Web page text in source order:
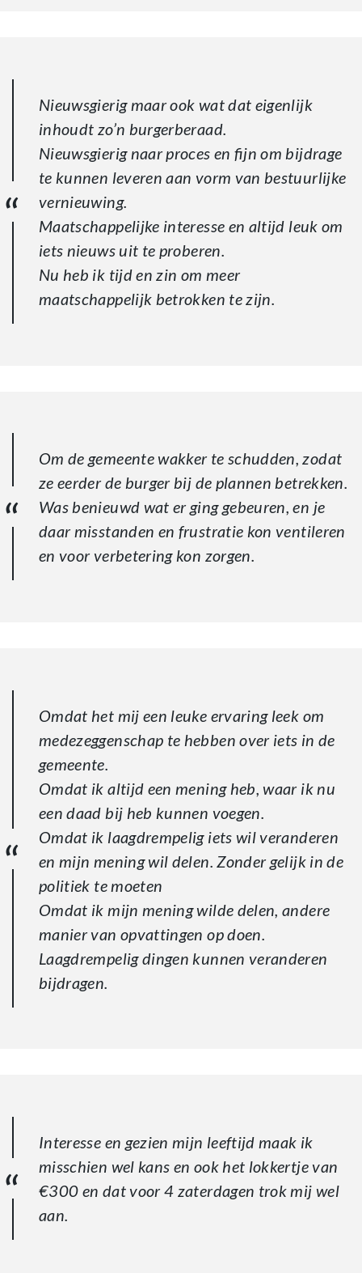
Nieuwsgierig maar ook wat dat eigenlijk
inhoudt zo’n burgerberaad.
Nieuwsgierig naar proces en fijn om bijdrage
te kunnen leveren aan vorm van bestuurlijke
vernieuwing.
Maatschappelijke interesse en altijd leuk om
iets nieuws uit te proberen.
Nu heb ik tijd en zin om meer
maatschappelijk betrokken te zijn.
Om de gemeente wakker te schudden, zodat
ze eerder de burger bij de plannen betrekken.
Was benieuwd wat er ging gebeuren, en je
daar misstanden en frustratie kon ventileren
en voor verbetering kon zorgen.
Omdat het mij een leuke ervaring leek om
medezeggenschap te hebben over iets in de
gemeente.
Omdat ik altijd een mening heb, waar ik nu
een daad bij heb kunnen voegen.
Omdat ik laagdrempelig iets wil veranderen
en mijn mening wil delen. Zonder gelijk in de
politiek te moeten
Omdat ik mijn mening wilde delen, andere
manier van opvattingen op doen.
Laagdrempelig dingen kunnen veranderen
bijdragen.
Interesse en gezien mijn leeftijd maak ik
misschien wel kans en ook het lokkertje van
€300 en dat voor 4 zaterdagen trok mij wel
aan.